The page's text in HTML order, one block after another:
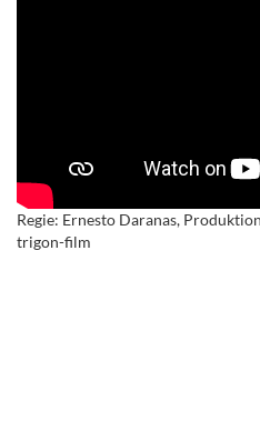
Regie: Ernesto Daranas,
trigon-film